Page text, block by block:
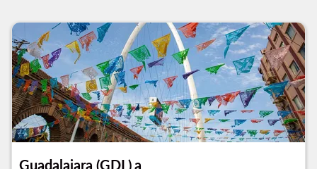
Guadalajara (GDL)a